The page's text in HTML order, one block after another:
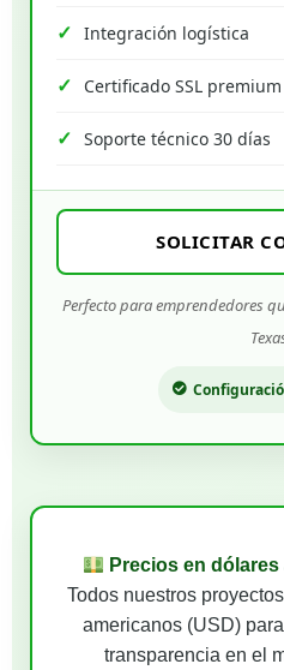
Integración logística
Certificado SSL premium
Soporte técnico 30 días
SOLICITAR
Perfecto para emprendedores
Precios en
Todos nuestros
americanos (USD)
transparencia en el